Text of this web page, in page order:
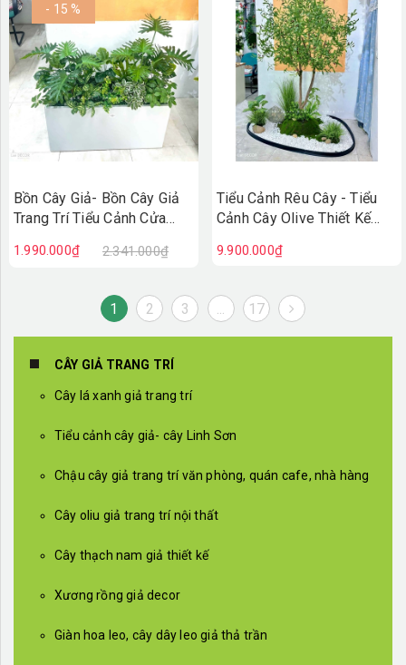
- 15 %
Bồn Cây Giả- Bồn Cây Giả
Trang Trí Tiểu Cảnh Cửa
BC242
1.990.000₫ 2.341.000₫
Tiểu Cảnh Rêu Cây - Tiểu
Cảnh Cây Olive Thiết Kế
Đại (145x115x215cm)-
9.900.000₫
1 2 3 ... 17
CÂY GIẢ TRANG TRÍ
Cây lá xanh giả trang trí
Tiểu cảnh cây giả- cây Linh Sơn
Chậu cây giả trang trí văn phòng, quán cafe, nhà hàng
Cây oliu giả trang trí nội thất
Cây thạch nam giả thiết kế
Xương rồng giả decor
Giàn hoa leo, cây dây leo giả thả trần